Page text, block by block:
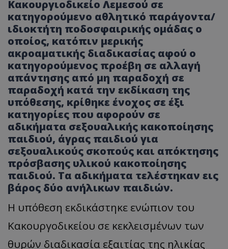
Κακουργιοδικείο Λεμεσού σε
κατηγορούμενο αθλητικό παράγοντα/
ιδιοκτήτη ποδοσφαιρικής ομάδας ο
οποίος, κατόπιν μερικής
ακροαματικής διαδικασίας αφού ο
κατηγορούμενος προέβη σε αλλαγή
απάντησης από μη παραδοχή σε
παραδοχή κατά την εκδίκαση της
υπόθεσης, κρίθηκε ένοχος σε έξι
κατηγορίες που αφορούν σε
αδικήματα σεξουαλικής κακοποίησης
παιδιού, άγρας παιδιού για
σεξουαλικούς σκοπούς και απόκτησης
πρόσβασης υλικού κακοποίησης
παιδιού. Τα αδικήματα τελέστηκαν εις
βάρος δύο ανήλικων παιδιών.
Η υπόθεση εκδικάστηκε ενώπιον του
Κακουργοδικείου σε κεκλεισμένων των
θυρών διαδικασία εξαιτίας της ηλικίας